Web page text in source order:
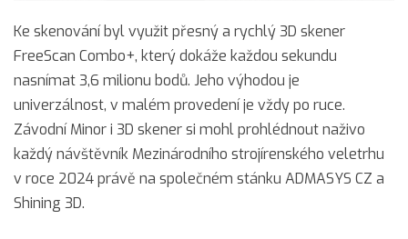
Ke skenování byl využit přesný a rychlý 3D skener
FreeScan Combo+, který dokáže každou sekundu
nasnímat 3,6 milionu bodů. Jeho výhodou je
univerzálnost, v malém provedení je vždy po ruce.
Závodní Minor i 3D skener si mohl prohlédnout naživo
každý návštěvník Mezinárodního strojírenského veletrhu
v roce 2024 právě na společném stánku ADMASYS CZ a
Shining 3D.